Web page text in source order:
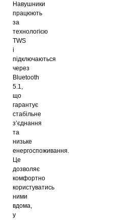
Навушники
працюють
за
технологією
TWS
і
підключаються
через
Bluetooth
5.1,
що
гарантує
стабільне
з’єднання
та
низьке
енергоспоживання.
Це
дозволяє
комфортно
користуватись
ними
вдома,
у